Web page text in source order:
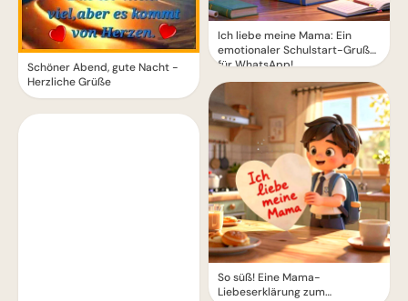
Schöner Abend, gute Nacht -
Herzliche Grüße
Ich liebe meine Mama: Ein
emotionaler Schulstart-Gruß
für WhatsApp!
So süß! Eine Mama-
Liebeserklärung zum